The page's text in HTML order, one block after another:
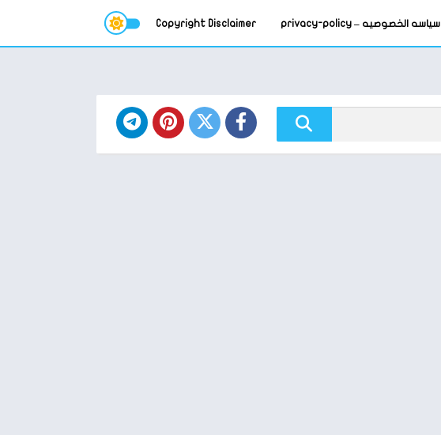
سياسه الخصوصيه – privacy-policy Copyright Disclaimer